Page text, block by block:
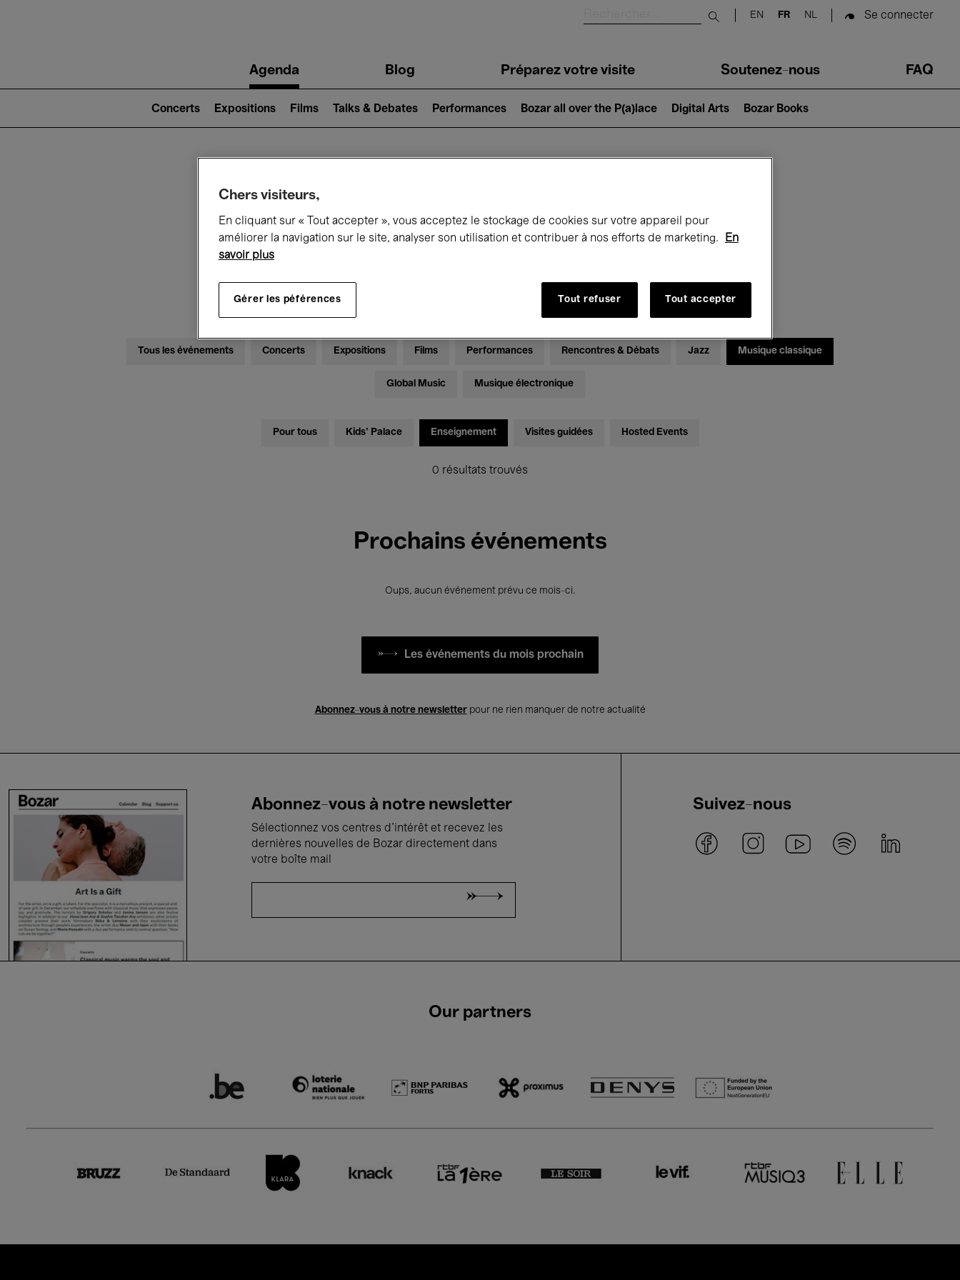
Submit search
EN FR NL Se connecter
navigationAgenda Blog Préparez votre visite Soutenez-nous FAQ
2)
Concerts Expositions Films Talks & Debates Performances Bozar all over the P(a)lace Digital Arts Bozar Books
Ce qui se passe à Bozar
Tous les événements Concerts Expositions Films Performances Rencontres & Débats Jazz Musique classique
Global Music Musique électronique
Pour tous Kids’ Palace Enseignement Visites guidées Hosted Events
0 résultats trouvés
Prochains événements
Oups, aucun événement prévu ce mois-ci.
Les événements du mois prochain
Abonnez-vous à notre newsletterpour ne rien manquer de notre actualité
Abonnez-vous à notre newsletter
Sélectionnez vos centres d'intérêt et recevez les
dernières nouvelles de Bozar directement dans
votre boîte mail
Suivez-nous
Our partners
Chers visiteurs,
En cliquant sur « Tout accepter », vous acceptez le stockage de cookies sur votre appareil pour
améliorer la navigation sur le site, analyser son utilisation et contribuer à nos efforts de marketing.
En
savoir plus
Gérer les péférences Tout refuser Tout accepter